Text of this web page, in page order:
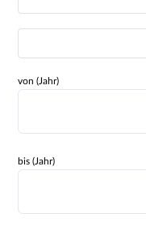
von (Jahr)
bis (Jahr)